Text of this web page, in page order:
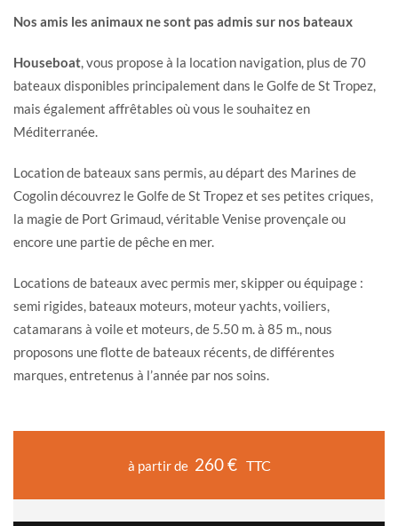
Nos amis les animaux ne sont pas admis sur nos bateaux
Houseboat, vous propose à la location navigation, plus de 70
bateaux disponibles principalement dans le Golfe de St Tropez,
mais également affrêtables où vous le souhaitez en
Méditerranée.
Location de bateaux sans permis, au départ des Marines de
Cogolin découvrez le Golfe de St Tropez et ses petites criques,
la magie de Port Grimaud, véritable Venise provençale ou
encore une partie de pêche en mer.
Locations de bateaux avec permis mer, skipper ou équipage :
semi rigides, bateaux moteurs, moteur yachts, voiliers,
catamarans à voile et moteurs, de 5.50 m. à 85 m., nous
proposons une flotte de bateaux récents, de différentes
marques, entretenus à l’année par nos soins.
à partir de 260 € TTC